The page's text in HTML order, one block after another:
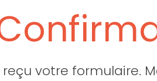
votre formulaire.